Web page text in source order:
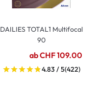
DAILIES TOTAL1 Multifocal
90
ab CHF 109.00
4.83 / 5(422)